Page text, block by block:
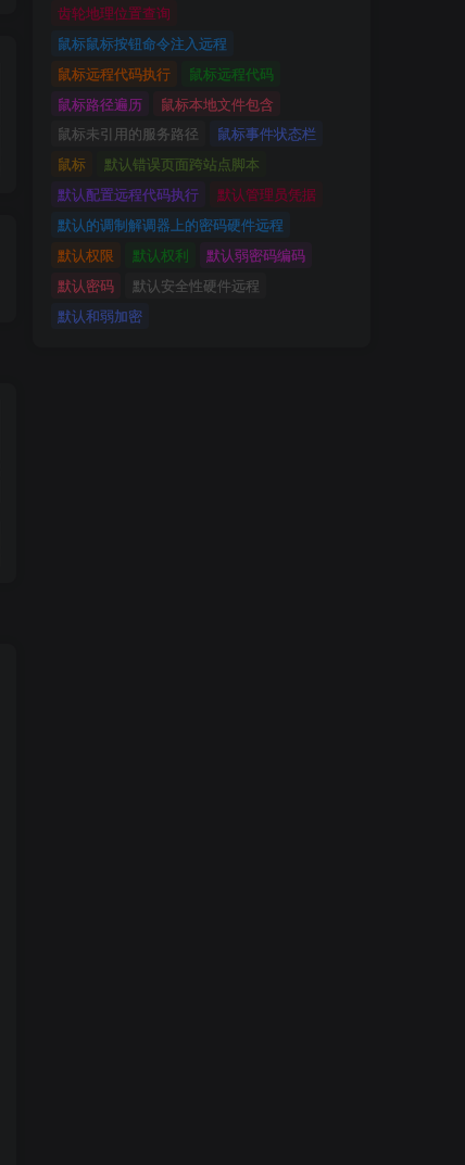
2025 hw 有poc的漏洞集合
齿轮地理位置查询
鼠标鼠标按钮命令注入远程
鼠标远程代码执行
鼠标远程代码
鼠标路径遍历
鼠标本地文件包含
鼠标未引用的服务路径
鼠标事件状态栏
鼠标
默认错误页面跨站点脚本
默认配置远程代码执行
默认管理员凭据
默认的调制解调器上的密码硬件远程
默认权限
默认权利
默认弱密码编码
默认密码
默认安全性硬件远程
默认和弱加密